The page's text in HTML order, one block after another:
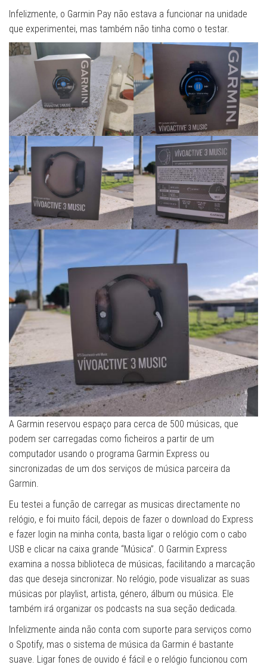
Infelizmente, o Garmin Pay não estava a funcionar na unidade
que experimentei, mas também não tinha como o testar.
A Garmin reservou espaço para cerca de 500 músicas, que
podem ser carregadas como ficheiros a partir de um
computador usando o programa Garmin Express ou
sincronizadas de um dos serviços de música parceira da
Garmin.
Eu testei a função de carregar as musicas directamente no
relógio, e foi muito fácil, depois de fazer o download do Express
e fazer login na minha conta, basta ligar o relógio com o cabo
USB e clicar na caixa grande “Música”. O Garmin Express
examina a nossa biblioteca de músicas, facilitando a marcação
das que deseja sincronizar. No relógio, pode visualizar as suas
músicas por playlist, artista, género, álbum ou música. Ele
também irá organizar os podcasts na sua seção dedicada.
Infelizmente ainda não conta com suporte para serviços como
o Spotify, mas o sistema de música da Garmin é bastante
suave. Ligar fones de ouvido é fácil e o relógio funcionou com